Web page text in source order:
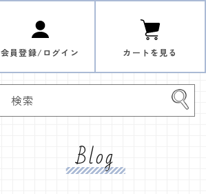
グ
イ
会員登録/ログイン
カ
ー
ト
カートを見る
検索
Blog